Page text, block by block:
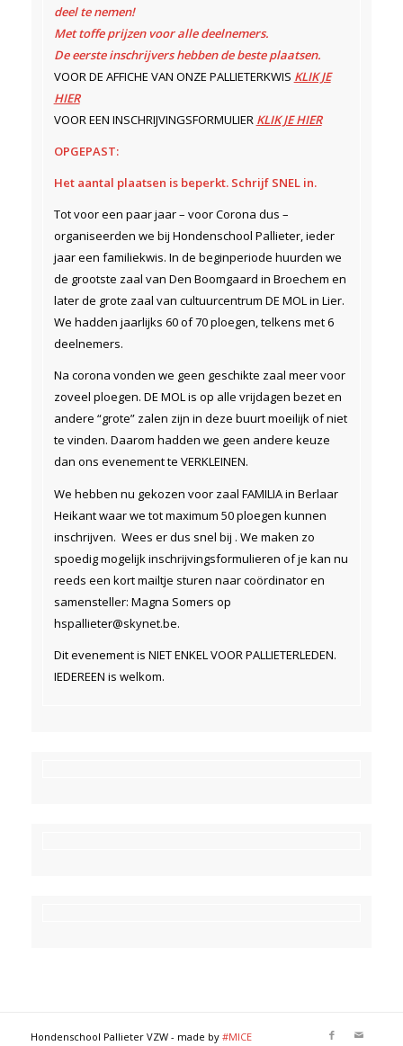
deel te nemen!
Met toffe prijzen voor alle deelnemers.
De eerste inschrijvers hebben de beste plaatsen.
VOOR DE AFFICHE VAN ONZE PALLIETERKWIS KLIK JE
HIER
VOOR EEN INSCHRIJVINGSFORMULIER KLIK JE HIER
OPGEPAST:
Het aantal plaatsen is beperkt. Schrijf SNEL in.
Tot voor een paar jaar – voor Corona dus –
organiseerden we bij Hondenschool Pallieter, ieder
jaar een familiekwis. In de beginperiode huurden we
de grootste zaal van Den Boomgaard in Broechem en
later de grote zaal van cultuurcentrum DE MOL in Lier.
We hadden jaarlijks 60 of 70 ploegen, telkens met 6
deelnemers.
Na corona vonden we geen geschikte zaal meer voor
zoveel ploegen. DE MOL is op alle vrijdagen bezet en
andere “grote” zalen zijn in deze buurt moeilijk of niet
te vinden. Daarom hadden we geen andere keuze
dan ons evenement te VERKLEINEN.
We hebben nu gekozen voor zaal FAMILIA in Berlaar
Heikant waar we tot maximum 50 ploegen kunnen
inschrijven. Wees er dus snel bij . We maken zo
spoedig mogelijk inschrijvingsformulieren of je kan nu
reeds een kort mailtje sturen naar coördinator en
samensteller: Magna Somers op
hspallieter@skynet.be.
Dit evenement is NIET ENKEL VOOR PALLIETERLEDEN.
IEDEREEN is welkom.
Hondenschool Pallieter VZW - made by #MICE